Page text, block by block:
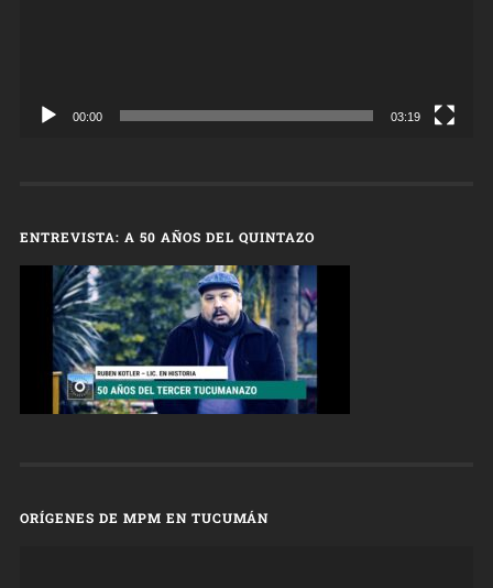
00:00 03:19
ENTREVISTA: A 50 AÑOS DEL QUINTAZO
ORÍGENES DE MPM EN TUCUMÁN